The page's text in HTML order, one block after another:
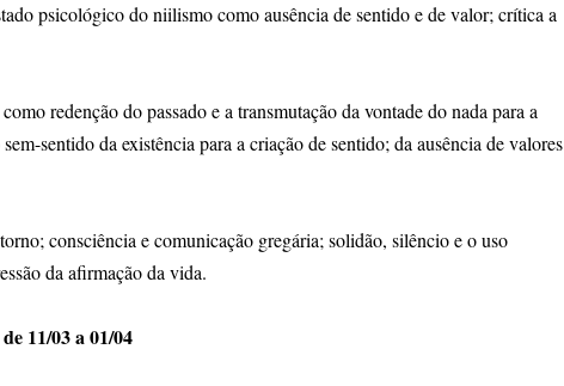
psicológico do niilismo como ausência de sentido e de valor; crítica a
redenção do passado e a transmutação da vontade do nada para a
sentido da existência para a criação de sentido; da ausência de valores
consciência e comunicação gregária; solidão, silêncio e o uso
da afirmação da vida.
11/03 a 01/04